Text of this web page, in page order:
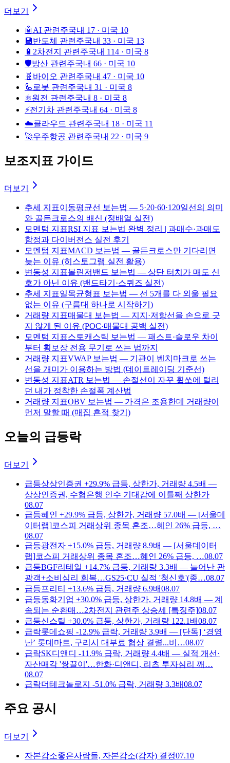
더보기
🤖 AI 관련주국내 17 · 미국 10
💾반도체 관련주국내 33 · 미국 13
🔋 2차전지 관련주국내 114 · 미국 8
🛡️방산 관련주국내 66 · 미국 10
🧬 바이오 관련주국내 47 · 미국 10
🦾 로봇 관련주국내 31 · 미국 8
⚛️원전 관련주국내 8 · 미국 8
⚡전기차 관련주국내 64 · 미국 8
☁️클라우드 관련주국내 18 · 미국 11
🚀우주항공 관련주국내 22 · 미국 9
보조지표 가이드
더보기
추세 지표이동평균선 보는법 — 5·20·60·120일선의 의미
와 골든크로스의 배신 (정배열 실전)
모멘텀 지표RSI 지표 보는법 완벽 정리 | 과매수·과매도
함정과 다이버전스 실전 후기
모멘텀 지표MACD 보는법 — 골든크로스만 기다리면
늦는 이유 (히스토그램 실전 활용)
변동성 지표볼린저밴드 보는법 — 상단 터치가 매도 신
호가 아닌 이유 (밴드타기·스퀴즈 실전)
추세 지표일목균형표 보는법 — 선 5개를 다 외울 필요
없는 이유 (구름대 하나로 시작하기)
거래량 지표매물대 보는법 — 지지·저항선을 손으로 긋
지 않게 된 이유 (POC·매물대 공백 실전)
모멘텀 지표스토캐스틱 보는법 — 패스트·슬로우 차이
부터 횡보장 전용 무기로 쓰는 법까지
거래량 지표VWAP 보는법 — 기관이 벤치마크로 쓰는
선을 개미가 이용하는 방법 (데이트레이딩 기준선)
변동성 지표ATR 보는법 — 손절선이 자꾸 휩쏘에 털리
던 내가 정착한 손절폭 계산법
거래량 지표OBV 보는법 — 가격은 조용한데 거래량이
먼저 말할 때 (매집 흔적 찾기)
오늘의 급등락
더보기
급등상상인증권 +29.9% 급등, 상한가, 거래량 4.5배 —
상상인증권, 수협은행 인수 기대감에 이틀째 상한가
08.07
급등혜인 +29.9% 급등, 상한가, 거래량 57.0배 — [서울데
이터랩]코스피 거래상위 종목 혼조…혜인 26% 급등, …
08.07
급등광전자 +15.0% 급등, 거래량 8.9배 — [서울데이터
랩]코스피 거래상위 종목 혼조…혜인 26% 급등, …08.07
급등BGF리테일 +14.7% 급등, 거래량 3.3배 — 늘어난 관
광객+소비심리 회복…GS25·CU 실적 '청신호'(종…08.07
급등프리티 +13.6% 급등, 거래량 6.9배08.07
급등동화기업 +30.0% 급등, 상한가, 거래량 14.8배 — 계
속되는 순환매…2차전지 관련주 상승세 [특징주]08.07
급등신스틸 +30.0% 급등, 상한가, 거래량 122.1배08.07
급락롯데쇼핑 -12.9% 급락, 거래량 3.9배 — [단독] ‘경영
난’ 롯데마트, 구리시 대부료 협상 결렬...비…08.07
급락SK디앤디 -11.9% 급락, 거래량 4.4배 — 실적 개선·
자산매각 '쌍끌이'…한화·디앤디, 리츠 투자심리 깨…
08.07
급락더테크놀로지 -51.0% 급락, 거래량 3.3배08.07
주요 공시
더보기
자본감소좋은사람들, 자본감소(감자) 결정07.10